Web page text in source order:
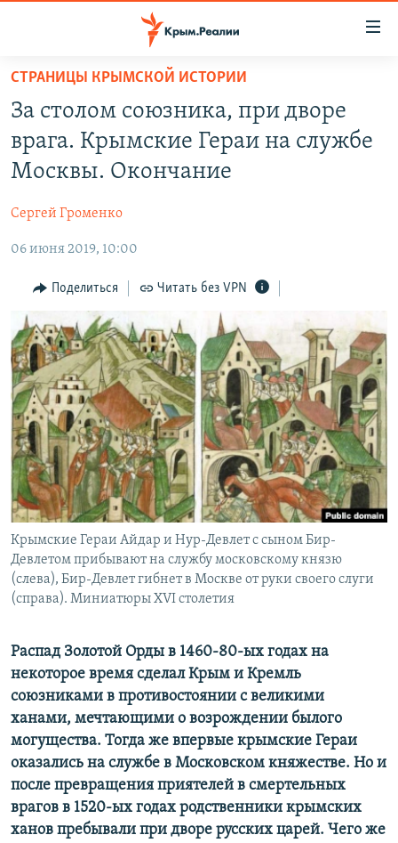
Вернуться
основному
содержанию
Вернутся
главной
навигации
Вернутся
поиску
11 ЛЕТ ОККУПАЦИИ КРЫМА. 11 ИСТОРИЙ СОПРОТИВЛЕНИЯ
ВОДА
ЕЩЕ
ИНТЕРАКТИВ
ИНФОГРАФИКА
ТЕЛЕПРОЕКТ КРЫМ.РЕАЛИИ
СОВЕТЫ ПРАВОЗАЩИТНИКОВ
ПРОПАВШИЕ БЕЗ ВЕСТИ
ПОБЕДИТЕЛЕЙ НЕ СУДЯТ?
КРЫМ.НЕПОКОРЕННЫЙ
ELIFBE
УКРАИНСКАЯ ПРОБЛЕМА КРЫМА
РАДІО СВОБОДА
КАК ОБОЙТИ БЛОКИРОВКУ
Українською
Qırımtatar
ПРИСОЕДИНЯЙТЕСЬ!
Все сайты RFE/RL
СТРАНИЦЫ КРЫМСКОЙ ИСТОРИИ
За столом союзника, при дворе
врага. Крымские Гераи на службе
Москвы. Окончание
Сергей Громенко
06 июня 2019, 10:00
Поделиться Читать без VPN
Крымские Гераи Айдар и Нур-Девлет с сыном Бир-
Девлетом прибывают на службу московскому князю
(слева), Бир-Девлет гибнет в Москве от руки своего слуги
(справа). Миниатюры XVI столетия
Распад Золотой Орды в 1460-80-ых годах на
некоторое время сделал Крым и Кремль
союзниками в противостоянии с великими
ханами, мечтающими о возрождении былого
могущества. Тогда же впервые крымские Гераи
оказались на службе в Московском княжестве. Но и
после превращения приятелей в смертельных
врагов в 1520-ых годах родственники крымских
ханов пребывали при дворе русских царей. Чего же